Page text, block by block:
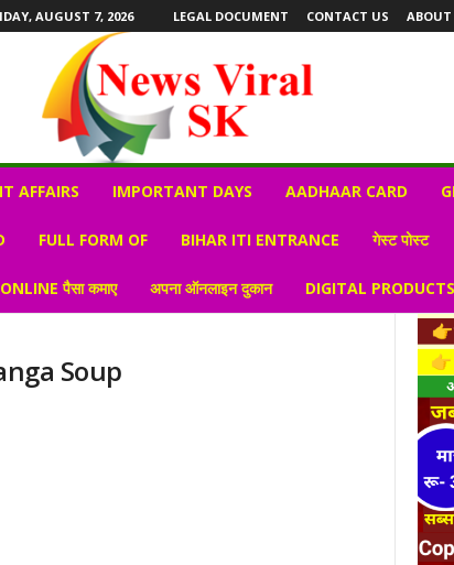
AUGUST 7, 2026 LEGAL DOCUMENT CONTACT US ABOUT
AFFAIRS IMPORTANT DAYS AADHAAR CARD
FULL FORM OF BIHAR ITI ENTRANCE गेस्ट पोस्ट
ONLINE पैसा कमाए अपना ऑनलाइन दुकान DIGITAL
Soup